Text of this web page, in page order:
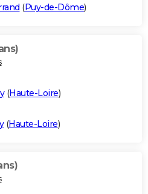
(Puy-de-Dôme)
(Haute-Loire)
(Haute-Loire)